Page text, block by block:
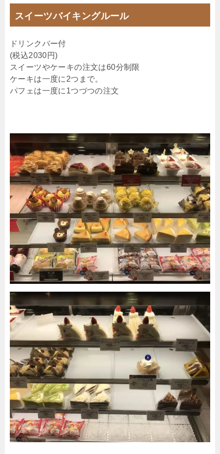
スイーツバイキングルール
ドリンクバー付
(税込2030円)
スイーツやケーキの注文は60分制限
ケーキは一度に2つまで。
パフェは一度に1つづつの注文